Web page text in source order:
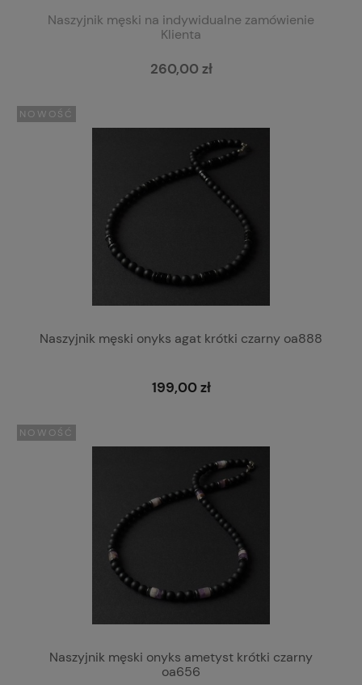
Naszyjnik męski na indywidualne zamówienie
Klienta
260,00 zł
Naszyjnik męski onyks agat krótki czarny oa888
199,00 zł
NOWOŚĆ
Naszyjnik męski onyks ametyst krótki czarny
oa656
NOWOŚĆ